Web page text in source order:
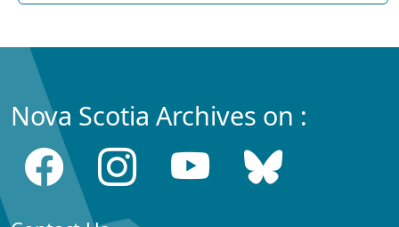
Nova Scotia Archives on :